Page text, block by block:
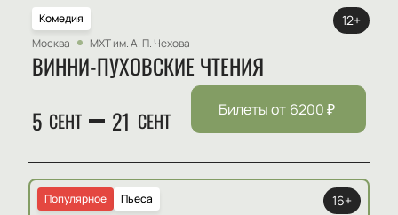
Комедия
Москва
МХТ им. А. П. Чехова
ВИННИ-ПУХОВСКИЕ ЧТЕНИЯ
5 СЕНТ 21 СЕНТ
12+
Билеты от 6200₽
Пьеса
Популярное
16+